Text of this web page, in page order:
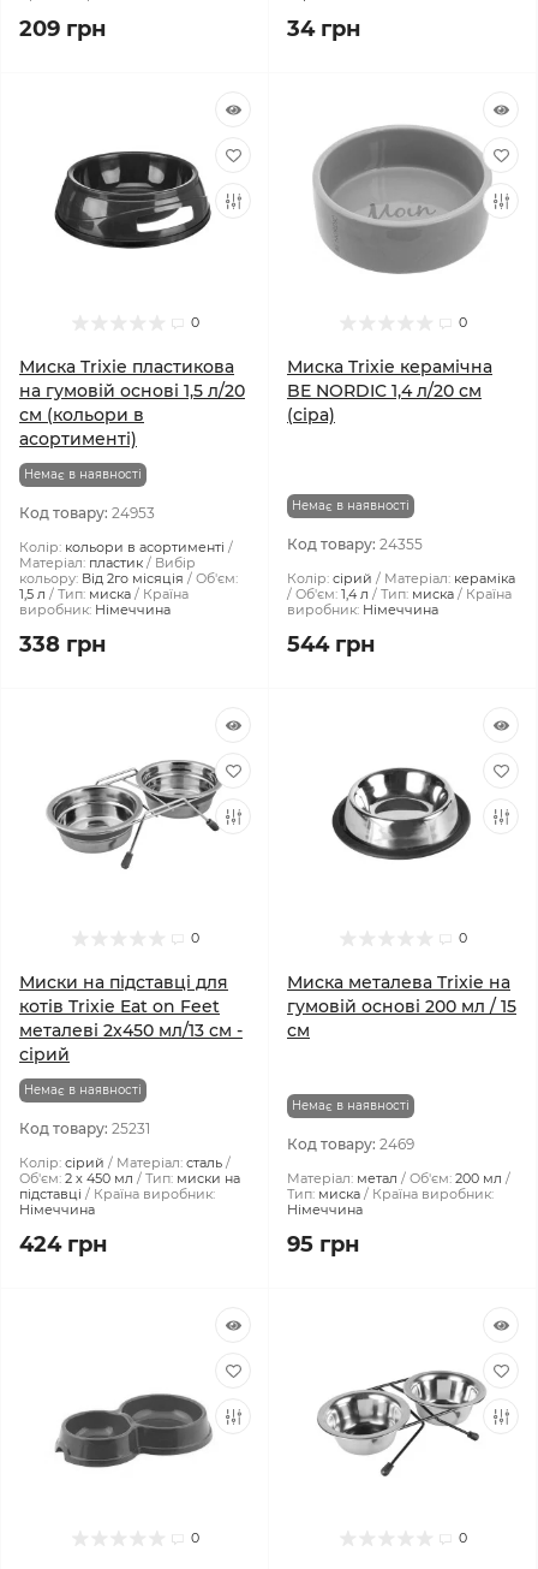
209 грн 34 грн
0
Миска Trixie пластикова
на гумовій основі 1,5 л/20
см (кольори в
асортименті)
Немає в наявності
Код товару: 24953
Колір: кольори в асортименті
Матеріал: пластик
Вибір
кольору: Від 2го місяція
Об'єм:
1,5 л
Тип: миска
Країна
виробник: Німеччина
338 грн
0
Миска Trixie керамічна
BE NORDIC 1,4 л/20 см
(сіра)
Немає в наявності
Код товару: 24355
Колір: сірий Матеріал: кераміка
Об'єм: 1,4 л Тип: миска
Країна
виробник: Німеччина
544 грн
0
Миски на підставці для
котів Trixie Eat on Feet
металеві 2x450 мл/13 см -
сірий
Немає в наявності
Код товару: 25231
Колір: сірий Матеріал: сталь
Об'єм: 2 х 450 мл Тип: миски на
підставці
Країна виробник:
Німеччина
424 грн
0
Миска металева Trixie на
гумовій основі 200 мл / 15
см
Немає в наявності
Код товару: 2469
Матеріал: метал Об'єм: 200 мл
Тип: миска
Країна виробник:
Німеччина
95 грн
0 0